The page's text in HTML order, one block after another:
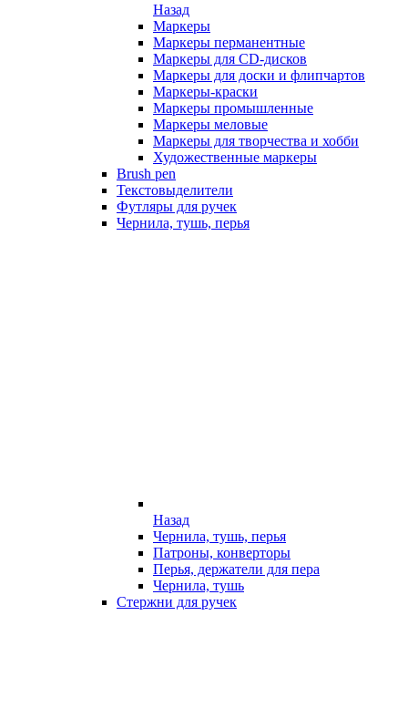
Назад
Маркеры
Маркеры перманентные
Маркеры для CD-дисков
Маркеры для доски и флипчартов
Маркеры-краски
Маркеры промышленные
Маркеры меловые
Маркеры для творчества и хобби
Художественные маркеры
Brush pen
Текстовыделители
Футляры для ручек
Чернила, тушь, перья
Назад
Чернила, тушь, перья
Патроны, конверторы
Перья, держатели для пера
Чернила, тушь
Стержни для ручек